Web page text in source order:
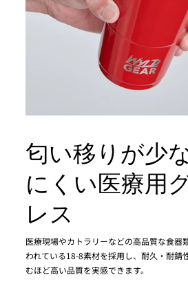
匂い移りが少
にくい医療用
レス
医療現場やカトラリーなどの高品質な食器
われている18-8素材を採用し、耐久・耐錆
むほど高い品質を実感できます。